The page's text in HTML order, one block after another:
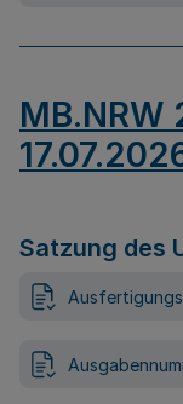
MB.NRW
Satzung des